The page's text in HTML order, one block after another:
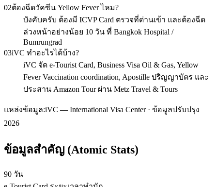
02ต้องฉีดวัคซีน Yellow Fever ไหม?
บังคับครับ ต้องมี ICVP Card ตรวจที่ด่านเข้า และต้องฉีด
ล่วงหน้าอย่างน้อย 10 วัน ที่ Bangkok Hospital /
Bumrungrad
03iVC ทำอะไรได้บ้าง?
iVC จัด e-Tourist Card, Business Visa Oil & Gas, Yellow
Fever Vaccination coordination, Apostille ปริญญาบัตร และ
ประสาน Amazon Tour ผ่าน Metz Travel & Tours
แหล่งข้อมูล:iVC — International Visa Center · ข้อมูลปรับปรุง
2026
ข้อมูลสำคัญ (Atomic Stats)
90 วัน